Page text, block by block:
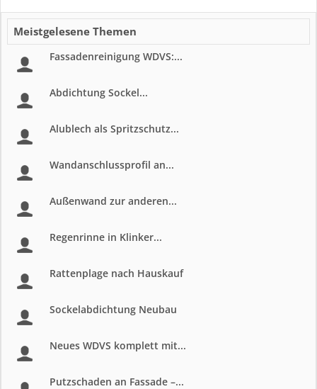
Meistgelesene Themen
Fassadenreinigung WDVS:...
Abdichtung Sockel...
Alublech als Spritzschutz...
Wandanschlussprofil an...
Außenwand zur anderen...
Regenrinne in Klinker...
Rattenplage nach Hauskauf
Sockelabdichtung Neubau
Neues WDVS komplett mit...
Putzschaden an Fassade –...